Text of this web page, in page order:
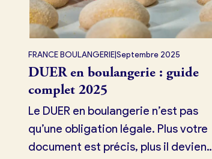
FRANCE BOULANGERIE|Septembre 2025
DUER en boulangerie : guide
complet 2025
Le DUER en boulangerie n’est pas
qu’une obligation légale. Plus votre
document est précis, plus il devient